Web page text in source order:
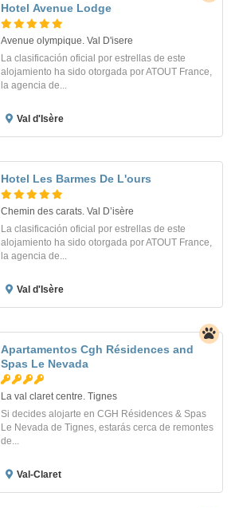
Hotel Avenue Lodge
Avenue olympique. Val D'isere
La clasificación oficial por estrellas de este
alojamiento ha sido otorgada por ATOUT France,
la agencia de...
Val d'Isère
Hotel Les Barmes De L'ours
Chemin des carats. Val Dʼisère
La clasificación oficial por estrellas de este
alojamiento ha sido otorgada por ATOUT France,
la agencia de...
Val d'Isère
Apartamentos Cgh Résidences and
Spas Le Nevada
La val claret centre. Tignes
Si decides alojarte en CGH Résidences & Spas
Le Nevada de Tignes, estarás cerca de remontes
de...
Val-Claret